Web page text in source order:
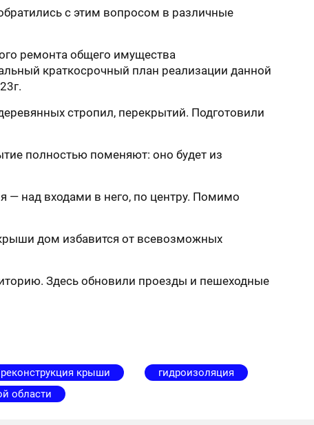
с этим вопросом в различные
ремонта общего имущества
краткосрочный план реализации данной
стропил, перекрытий. Подготовили
полностью поменяют: оно будет из
— над входами в него, по центру. Помимо
дом избавится от всевозможных
Здесь обновили проезды и пешеходные
реконструкция крыши
гидроизоляция
области